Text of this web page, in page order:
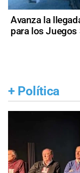
Avanza la
para los
+ Política